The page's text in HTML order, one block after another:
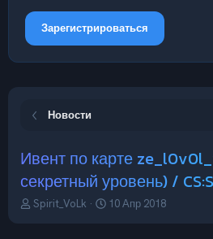
Зарегистрироваться
Новости
Ивент по карте
секретный уровень) / CS:S
А
Spirit_VoLk
Д10 Апр 2018